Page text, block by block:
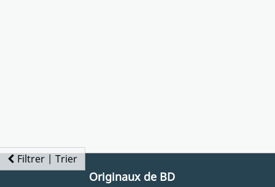
Filtrer | Trier
Originaux de BD